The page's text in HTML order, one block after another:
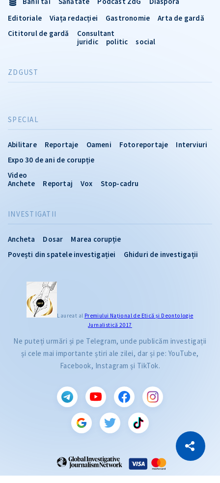
Copiază Link
INVESTIGATII
Ancheta Dosar
Marea corupție
Povești din spatele investigației
Ghiduri de investigații
SPECIAL
Abilitare Reportaje Oameni Fotoreportaje
Interviuri
Expo 30 de ani de corupție
Video
Anchete
Reportaj Vox Stop-cadru
Editoriale
Viața redacției Gastronomie
Arta de gardă
Cititorul de gardă
Consultant
juridic
politic social
ZDGUST
Laureat al Premiului Naţional de Etică și Deontologie
Jurnalistică 2017
Ne puteți urmări și pe Telegram, unde publicăm investigații
și cele mai importante știri ale zilei, dar și pe: YouTube,
Facebook, Instagram și TikTok.